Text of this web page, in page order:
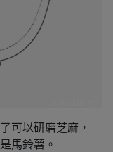
可以研磨芝麻，
馬鈴薯。